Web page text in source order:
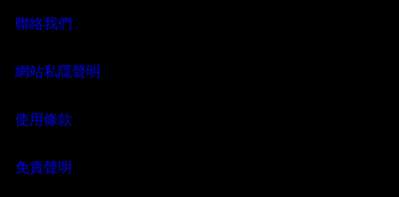
MENU
雙效療程
常見問題
雙效療程
常見問題
聯絡我們
網站私隱聲明
使用條款
免責聲明